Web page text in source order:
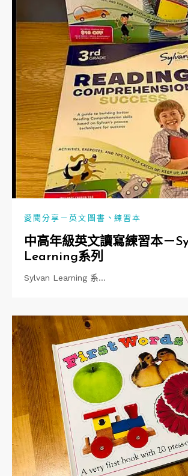
愛閱分享－英文圖書 、 練習本
中高年級英文讀寫練習本－
Learning系列
Sylvan Learning 系…